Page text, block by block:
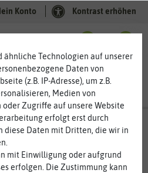
Konto Kontrast erhöhen
ähnliche Technologien auf unserer
Daten von
(z.B. IP-Adresse), um z.B.
Medien von
Zugriffe auf unsere Website
erfolgt erst durch
diese Daten mit Dritten, die wir in
mit Einwilligung oder aufgrund
erfolgen. Die Zustimmung kann